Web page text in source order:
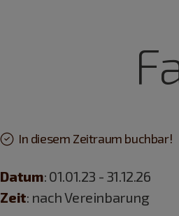
In diesem Zeitraum buchbar!
Datum: 01.01.23 - 31.12.26
Zeit: nach Vereinbarung